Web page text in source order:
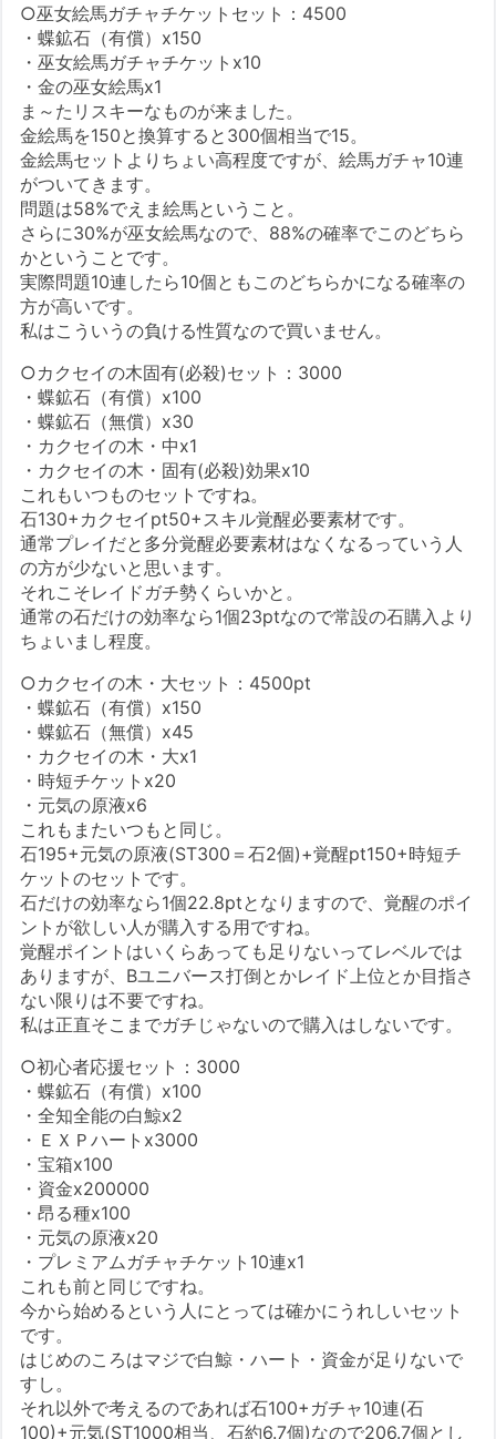
○巫女絵馬ガチャチケットセット：4500
・蝶鉱石（有償）x150
・巫女絵馬ガチャチケットx10
・金の巫女絵馬x1
ま～たリスキーなものが来ました。
金絵馬を150と換算すると300個相当で15。
金絵馬セットよりちょい高程度ですが、絵馬ガチャ10連
がついてきます。
問題は58%でえま絵馬ということ。
さらに30%が巫女絵馬なので、88%の確率でこのどちら
かということです。
実際問題10連したら10個ともこのどちらかになる確率の
方が高いです。
私はこういうの負ける性質なので買いません。
○カクセイの木固有(必殺)セット：3000
・蝶鉱石（有償）x100
・蝶鉱石（無償）x30
・カクセイの木・中x1
・カクセイの木・固有(必殺)効果x10
これもいつものセットですね。
石130+カクセイpt50+スキル覚醒必要素材です。
通常プレイだと多分覚醒必要素材はなくなるっていう人
の方が少ないと思います。
それこそレイドガチ勢くらいかと。
通常の石だけの効率なら1個23ptなので常設の石購入より
ちょいまし程度。
○カクセイの木・大セット：4500pt
・蝶鉱石（有償）x150
・蝶鉱石（無償）x45
・カクセイの木・大x1
・時短チケットx20
・元気の原液x6
これもまたいつもと同じ。
石195+元気の原液(ST300＝石2個)+覚醒pt150+時短チ
ケットのセットです。
石だけの効率なら1個22.8ptとなりますので、覚醒のポイ
ントが欲しい人が購入する用ですね。
覚醒ポイントはいくらあっても足りないってレベルでは
ありますが、Bユニバース打倒とかレイド上位とか目指さ
ない限りは不要ですね。
私は正直そこまでガチじゃないので購入はしないです。
○初心者応援セット：3000
・蝶鉱石（有償）x100
・全知全能の白鯨x2
・ＥＸＰハートx3000
・宝箱x100
・資金x200000
・昂る種x100
・元気の原液x20
・プレミアムガチャチケット10連x1
これも前と同じですね。
今から始めるという人にとっては確かにうれしいセット
です。
はじめのころはマジで白鯨・ハート・資金が足りないで
すし。
それ以外で考えるのであれば石100+ガチャ10連(石
100)+元気(ST1000相当、石約6.7個)なので206.7個とし